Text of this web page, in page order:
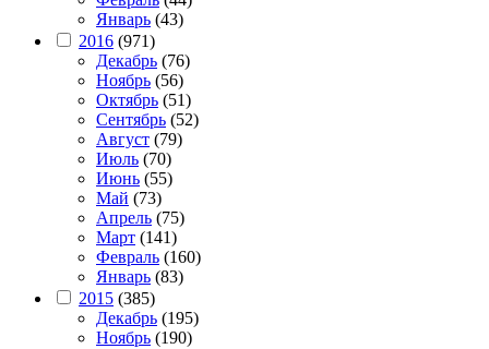
Январь (43)
2016 (971)
Декабрь (76)
Ноябрь (56)
Октябрь (51)
Сентябрь (52)
Август (79)
Июль (70)
Июнь (55)
Май (73)
Апрель (75)
Март (141)
Февраль (160)
Январь (83)
2015 (385)
Декабрь (195)
Ноябрь (190)